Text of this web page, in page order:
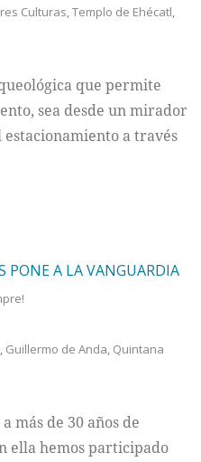
Culturas,Templo de Ehécatl,
que permite
sea desde un mirador
a través
PONE A LA VANGUARDIA
, Guillermo de Anda, Quintana
más de 30 años de
ella hemos participado